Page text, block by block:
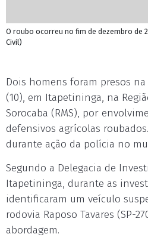
O roubo ocorreu no fim de dezembro de
Civil)
Dois homens foram presos
(10), em Itapetininga, na
Sorocaba (RMS), por
defensivos agrícolas
durante ação da polícia no
Segundo a Delegacia de
Itapetininga, durante as
identificaram um veículo
rodovia Raposo Tavares (SP-
abordagem.